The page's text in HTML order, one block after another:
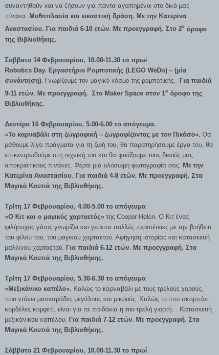
συναντηθούν και να ζήσουν για πάντα αγαπημένοι στο δικό μας
πίνακα. Μυθοπλασία και εικαστική δράση. Με την Κατερίνα
Αναστασίου. Για παιδιά 6-10 ετών. Με προεγγραφή. Στο 2ο όροφο
της Βιβλιοθήκης.
Σάββατο 14 Φεβρουαρίου, 10.00-11.30 το πρωί
Robotics Day. Εργαστήριο Ρομποτικής (LEGO WeDo) – (μία
συνάντηση). Γνωρίζουμε τον μαγικό κόσμο της ρομποτικής.
Για παιδιά
9-11 ετών. Με προεγγραφή. Στο Maker Space στον 1ο όροφο της
Βιβλιοθήκης.
Δευτέρα 16 Φεβρουαρίου, 5.00-6.00 το απόγευμα.
«Το καρναβάλι στη ζωγραφική – ζωγραφίζοντας με τον Πικάσο». Θα
μάθουμε λίγα πράγματα για τη ζωή του, θα παρατηρήσουμε έργα του, θα
επικεντρωθούμε στη τεχνική του και θα φτιάξουμε τους δικούς μας
αποκριάτικους πινάκες. Φέρτε μια ολόσωμη φωτογραφία σας.
Με την
Κατερίνα Αναστασίου. Για παιδιά 4-8 ετών. Με προεγγραφή. Στα
Μαγικά Κουτιά της Βιβλιοθήκης.
Τρίτη 17 Φεβρουαρίου, 4.00-5.00 το απόγευμα
«Ο Κιτ και ο μαγικός χαρταετός» της Cooper Helen. Ο Κιτ ένας
φιλήσυχος γάτος γνωρίζει και γεύεται πολλές περιπέτειες με την βοήθεια
του φίλου του, του μαγικού χαρταετού. Αφήγηση ιστορίας και κατασκευή
μάλλινου χαρταετού.
Για παιδιά 6-12 ετών. Με προεγγραφή. Στα
Μαγικά Κουτιά της Βιβλιοθήκης.
Τρίτη 17 Φεβρουαρίου, 5.30-6.30 το απόγευμα
«Μεξικάνικο καπέλο». Καλώς το καρναβάλι με τους τρελούς χορούς,
που ντύνει μασκαράδες μεγάλους και μικρούς. Καλώς το που σκορπάει
κορδέλες κομφετί, είναι για τα παιδάκια η πιο τρελή γιορτή… Κατασκευή
μεξικάνικου καπέλου.
Για παιδιά 7-12 ετών. Με προεγγραφή. Στα
Μαγικά Κουτιά της Βιβλιοθήκης.
Σάββατο 21 Φεβρουαρίου, 10.00-11.30 το πρωί